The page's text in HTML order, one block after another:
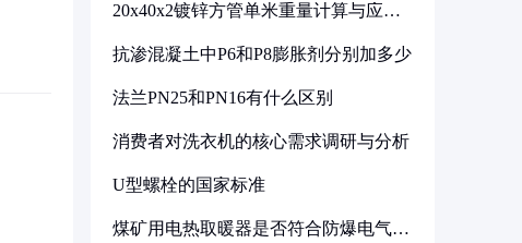
20x40x2镀锌方管单米重量计算与应用
抗渗混凝土中P6和P8膨胀剂分别加多少
法兰PN25和PN16有什么区别
消费者对洗衣机的核心需求调研与分析
U型螺栓的国家标准
煤矿用电热取暖器是否符合防爆电气设